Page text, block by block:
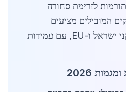
תורמות לזרימת סחורה
המובילים מציעים
פרופילים איכותיים תקני ישראל ו-EU, עם עמידות
2026